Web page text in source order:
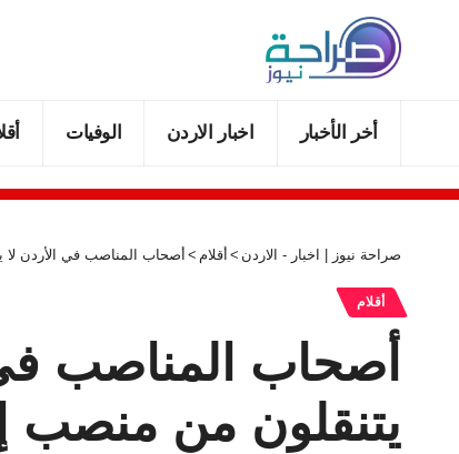
أخر الأخبار اخبار الاردن الوفيات
صراحة نيوز | اخبار - الاردن > أقلام > أصحاب المناصب في الأردن
أقلام
أصحاب المناصب
يتنقلون من منصب